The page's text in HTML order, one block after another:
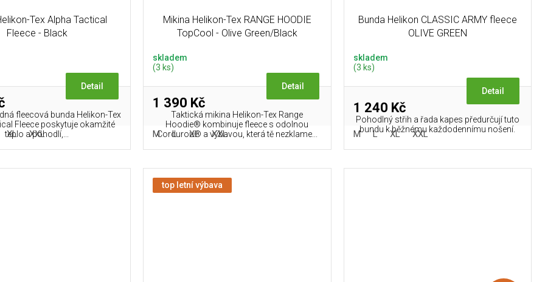
Tex Alpha Tactical
Fleece - Black
Detail
fleecová bunda Helikon-Tex
Fleece poskytuje okamžité
teplo a pohodlí,...
XL XXL
Mikina Helikon-Tex RANGE HOODIE
TopCool - Olive Green/Black
skladem
(3 ks)
1 390 Kč
Detail
Taktická mikina Helikon-Tex Range
Hoodie® kombinuje fleece s odolnou
Cordurou® a výbavou, která tě nezklame...
M L XL XXL
Bunda Helikon CLASSIC ARMY fleece
OLIVE GREEN
skladem
(3 ks)
1 240 Kč
Detail
Pohodlný střih a řada kapes předurčují tuto
bundu k běžnému každodennímu nošení.
M L XL XXL
top letní výbava